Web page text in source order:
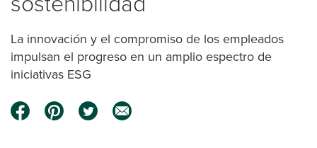
La innovación y el compromiso de los empleados
impulsan el progreso en un amplio espectro de
iniciativas ESG